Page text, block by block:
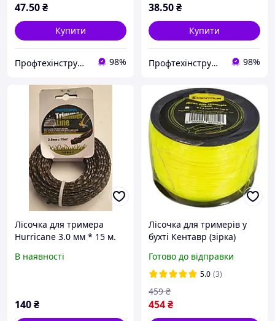
47.50₴
Купити
Профтехінструмент 98%
38.50₴
Купити
Профтехінструмент 98%
Лісочка для тримера
Hurricane 3.0 мм * 15 м.
В наявності
140₴
Лісочка для тримерів у
бухті Кентавр (зірка)
Готово до відправки
5.0 (3)
454₴
459 ₴